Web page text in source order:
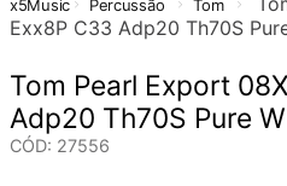
Percussão Tom
Exx8P C33 Adp20 Th70S
Tom Pearl Export
Adp20 Th70S Pure
CÓD: 27556